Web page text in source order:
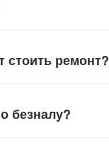
стоить ремонт?
безналу?